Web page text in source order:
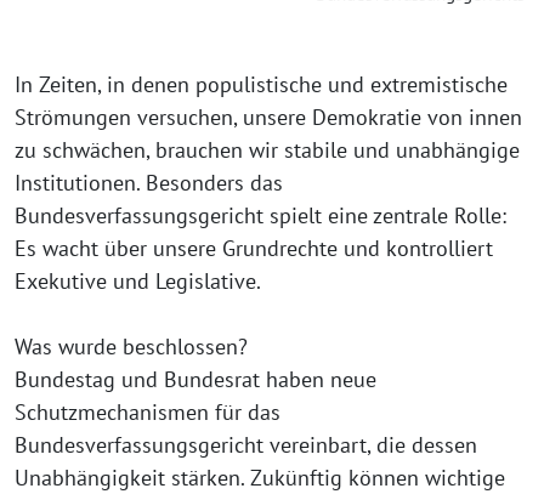
In Zeiten, in denen populistische und extremistische
Strömungen versuchen, unsere Demokratie von innen
zu schwächen, brauchen wir stabile und unabhängige
Institutionen. Besonders das
Bundesverfassungsgericht spielt eine zentrale Rolle:
Es wacht über unsere Grundrechte und kontrolliert
Exekutive und Legislative.
Was wurde beschlossen?
Bundestag und Bundesrat haben neue
Schutzmechanismen für das
Bundesverfassungsgericht vereinbart, die dessen
Unabhängigkeit stärken. Zukünftig können wichtige